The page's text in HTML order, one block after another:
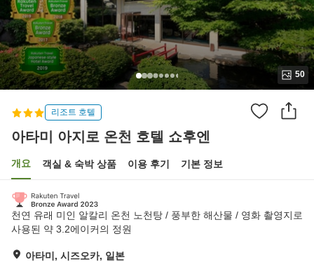
50
리조트 호텔
아타미 아지로 온천 호텔 쇼후엔
개요 객실 & 숙박 상품 이용 후기 기본 정보
천연 유래 미인 알칼리 온천 노천탕 / 풍부한 해산물 / 영화 촬영지로
사용된 약 3.2에이커의 정원
아타미, 시즈오카, 일본